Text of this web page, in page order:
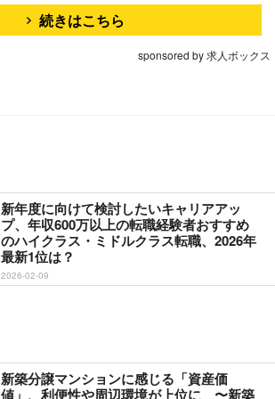
続きはこちら
sponsored by 求人ボックス
新年度に向けて検討したいキャリアアッ
プ、年収600万以上の転職経験者おすすめ
のハイクラス・ミドルクラス転職、2026年
最新1位は？
2026-02-09
新築分譲マンションに感じる「資産価
値」、利便性や周辺環境が上位に 〜新築